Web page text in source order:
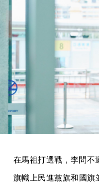
在馬祖打選戰，李問不
旗幟上民進黨旗和國